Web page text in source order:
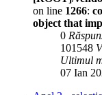
on line 1266:
object that
0
101548
Ultimul
07 Ian